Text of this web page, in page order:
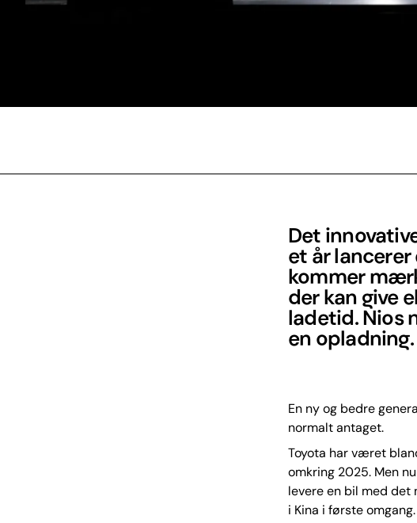
Det
et år
kommer
der kan give
ladetid. Nios
en opladning.
En ny og bedre
normalt antaget.
Toyota har været
omkring 2025. Men
levere en bil med
i Kina i første omgang.